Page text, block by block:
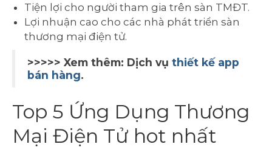
Tiện lợi cho người tham gia trên sàn TMĐT.
Lợi nhuận cao cho các nhà phát triển sàn
thương mại điện tử.
>>>>> Xem thêm: Dịch vụ thiết kế app
bán hàng.
Top 5 Ứng Dụng Thương
Mại Điện Tử hot nhất